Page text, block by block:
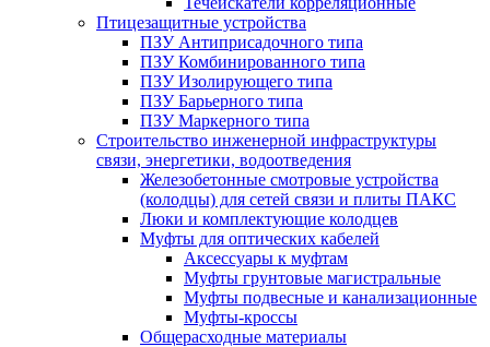
Птицезащитные устройства
ПЗУ Антиприсадочного типа
ПЗУ Комбинированного типа
ПЗУ Изолирующего типа
ПЗУ Барьерного типа
ПЗУ Маркерного типа
Строительство инженерной инфраструктуры
связи, энергетики, водоотведения
Железобетонные смотровые устройства
(колодцы) для сетей связи и плиты ПАКС
Люки и комплектующие колодцев
Муфты для оптических кабелей
Аксессуары к муфтам
Муфты грунтовые магистральные
Муфты подвесные и канализационные
Муфты-кроссы
Общерасходные материалы